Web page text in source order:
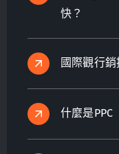
快？
國際觀行
什麼是PPC